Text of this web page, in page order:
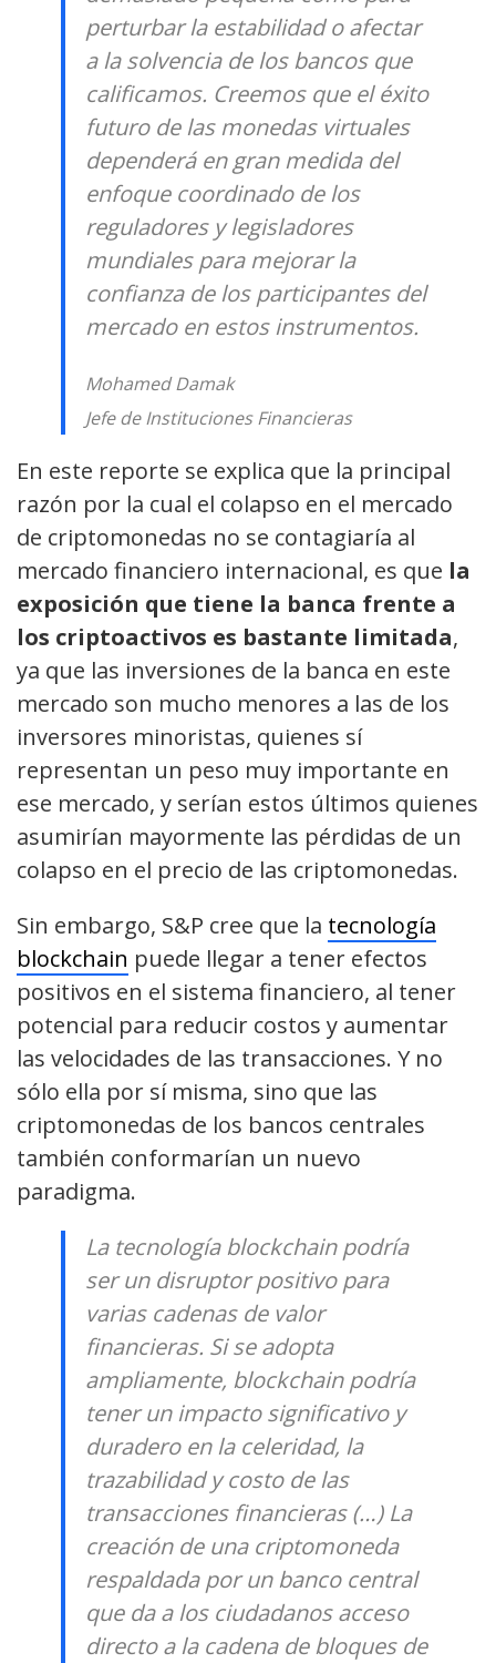
perturbar la estabilidad o afectar
a la solvencia de los bancos que
calificamos. Creemos que el éxito
futuro de las monedas virtuales
dependerá en gran medida del
enfoque coordinado de los
reguladores y legisladores
mundiales para mejorar la
confianza de los participantes del
mercado en estos instrumentos.
Mohamed Damak
Jefe de Instituciones Financieras
En este reporte se explica que la principal
razón por la cual el colapso en el mercado
de criptomonedas no se contagiaría al
mercado financiero internacional, es que la
exposición que tiene la banca frente a
los criptoactivos es bastante limitada,
ya que las inversiones de la banca en este
mercado son mucho menores a las de los
inversores minoristas, quienes sí
representan un peso muy importante en
ese mercado, y serían estos últimos quienes
asumirían mayormente las pérdidas de un
colapso en el precio de las criptomonedas.
Sin embargo, S&P cree que la tecnología
blockchain puede llegar a tener efectos
positivos en el sistema financiero, al tener
potencial para reducir costos y aumentar
las velocidades de las transacciones. Y no
sólo ella por sí misma, sino que las
criptomonedas de los bancos centrales
también conformarían un nuevo
paradigma.
La tecnología blockchain podría
ser un disruptor positivo para
varias cadenas de valor
financieras. Si se adopta
ampliamente, blockchain podría
tener un impacto significativo y
duradero en la celeridad, la
trazabilidad y costo de las
transacciones financieras (…) La
creación de una criptomoneda
respaldada por un banco central
que da a los ciudadanos acceso
directo a la cadena de bloques de